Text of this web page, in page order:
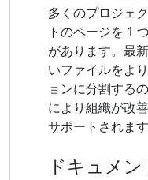
多くのプロジェ
トのページを 1
があります。最
いファイルをよ
ョンに分割する
により組織が改
サポートされます
ドキュメ